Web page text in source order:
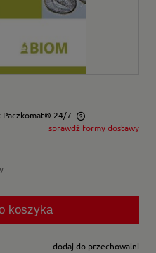
Paczkomat® 24/7
kosztów płatnościsprawdź formy dostawy
koszyka
dodaj do przechowalni